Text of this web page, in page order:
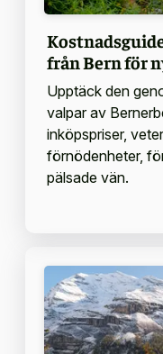
från Bern för
Upptäck den
valpar av
inköpspriser,
förnödenheter,
pälsade vän.